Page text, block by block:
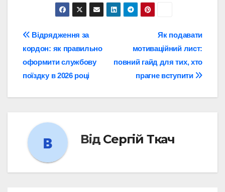
Навігація
записів
Як подавати
мотиваційний лист:
повний гайд для тих, хто
прагне вступити
Відрядження за
кордон: як правильно
оформити службову
поїздку в 2026 році
Від Сергій Ткач